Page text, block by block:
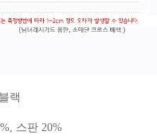
랙
스판 20%